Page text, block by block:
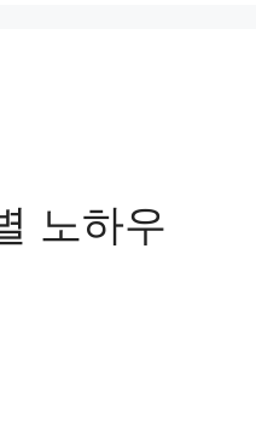
노하우